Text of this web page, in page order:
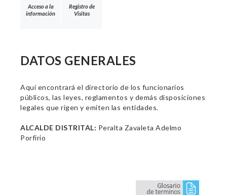
Acceso a la
información
Registro de
Visitas
DATOS GENERALES
Aquí encontrará el directorio de los funcionarios
públicos, las leyes, reglamentos y demás disposiciones
legales que rigen y emiten las entidades.
ALCALDE DISTRITAL: Peralta Zavaleta Adelmo
Porfirio